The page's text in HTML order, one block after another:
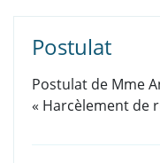
Postulat
Postulat de Mme
« Harcèlement de